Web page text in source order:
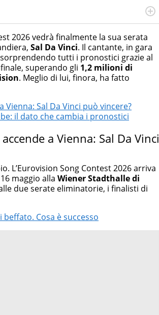
e attivo nel campo della ricerca, in
Culturale "La Biblioteca del Sannio".
2026 vedrà finalmente la sua serata
Sal Da Vinci. Il cantante, in gara
tutti i pronostici grazie al
superando gli 1,2 milioni di
. Meglio di lui, finora, ha fatto
Vienna: Sal Da Vinci può vincere?
il dato che cambia i pronostici
a Vienna: Sal Da Vinci
L’Eurovision Song Contest 2026 arriva
maggio alla Wiener Stadthalle di
due serate eliminatorie, i finalisti di
beffato. Cosa è successo